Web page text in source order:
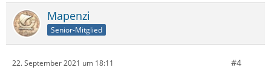
Mapenzi
Senior-Mitglied
22. September 2021 um 18:11 #4